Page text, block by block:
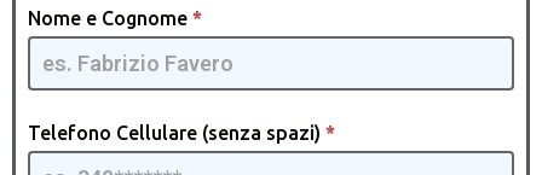
Paint Pro
[IT] -
GpmQMIA
| 07
Nome e Cognome *
Telefono Cellulare (senza spazi) *